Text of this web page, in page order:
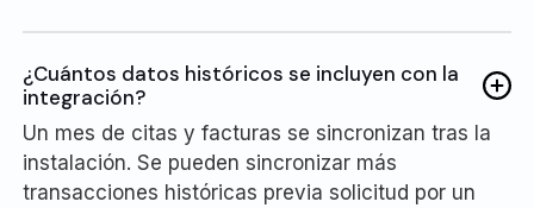
¿Cuántos datos históricos se incluyen con la
integración?
Un mes de citas y facturas se sincronizan tras la
instalación. Se pueden sincronizar más
transacciones históricas previa solicitud por un